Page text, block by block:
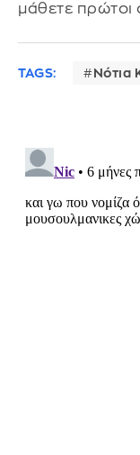
μάθετε πρώτοι
TAGS: Νότια